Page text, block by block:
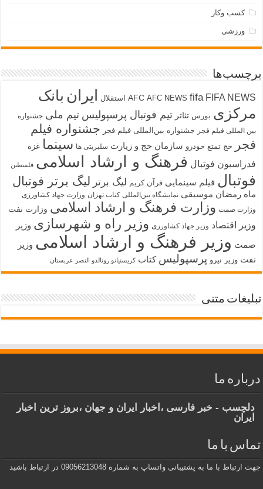
کسب وکار
ورزشی
برچسب‌ها
AFC AFC NEWS fifa FIFA NEWS استقلال ایران بانک
مرکزی بورس تئاتر تیم فوتبال پرسپولیس تیم ملی جشنواره
بین المللی فیلم فجر جشنواره بین‌المللی فیلم فجر جشنواره فیلم
فجر
حج تمتع خودرو سازمان حج و زیارت سلبریتی ها سینما غزه
فدراسیون فوتبال فرهنگ و ارشاد اسلامی فلسطین
فوتبال فیلم سینمایی قرآن کریم لیگ برتر لیگ برتر فوتبال
ماه رمضان موسیقی نمایشگاه بین‌المللی کتاب تهران وزارت جهاد کشاورزی
وزارت صمت وزارت فرهنگ و ارشاد اسلامی وزارت نفت
وزیر اقتصاد وزیر جهاد کشاورزی وزیر راه و شهرسازی وزیر
صمت وزیر فرهنگ و ارشاد اسلامی وزیر
نفت وزیر نیرو پرسپولیس کتاب کریستیانو رونالدو النصر عربستان
تبلیغات متنی
درباره ما
دلچسب - خبر فارسی ،اخبار ایران و جهان ،بروز ترین اخبار
ایران
تماس با ما
جهت ارتباط با ما به پشتیبانی واتساپ به شماره 09056213048 در ارتباط باشید